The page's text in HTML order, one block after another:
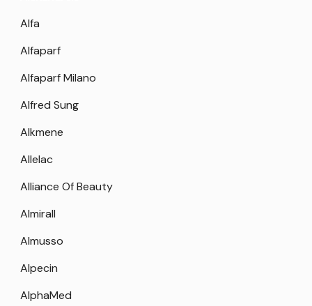
Alfa
Alfaparf
Alfaparf Milano
Alfred Sung
Alkmene
Allelac
Alliance Of Beauty
Almirall
Almusso
Alpecin
AlphaMed